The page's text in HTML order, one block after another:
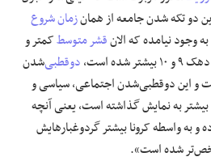
دو تکه ‌شدن جامعه از همانزمان شروع
وجود نیامده که الانقشر متوسطکمتر و
است،
دوقطبی‌شدن
و این دوقطبی‌شدن اجتماعی، سیاسی و
به نمایش گذاشته است، یعنی آنچه
و به واسطه کرونا بیشتر گردوغبارهایش
شده است».